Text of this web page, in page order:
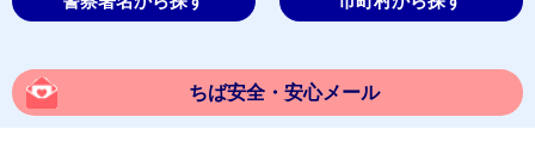
ちば安全・安心メール